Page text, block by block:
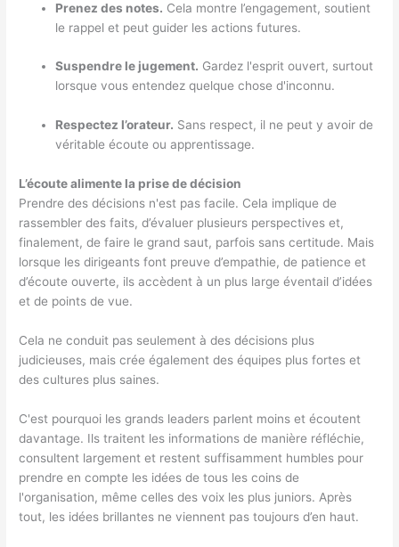
Prenez des notes. Cela montre l’engagement, soutient
le rappel et peut guider les actions futures.
Suspendre le jugement. Gardez l'esprit ouvert, surtout
lorsque vous entendez quelque chose d'inconnu.
Respectez l’orateur. Sans respect, il ne peut y avoir de
véritable écoute ou apprentissage.
L’écoute alimente la prise de décision
Prendre des décisions n'est pas facile. Cela implique de
rassembler des faits, d’évaluer plusieurs perspectives et,
finalement, de faire le grand saut, parfois sans certitude. Mais
lorsque les dirigeants font preuve d’empathie, de patience et
d’écoute ouverte, ils accèdent à un plus large éventail d’idées
et de points de vue.
Cela ne conduit pas seulement à des décisions plus
judicieuses, mais crée également des équipes plus fortes et
des cultures plus saines.
C'est pourquoi les grands leaders parlent moins et écoutent
davantage. Ils traitent les informations de manière réfléchie,
consultent largement et restent suffisamment humbles pour
prendre en compte les idées de tous les coins de
l'organisation, même celles des voix les plus juniors. Après
tout, les idées brillantes ne viennent pas toujours d’en haut.